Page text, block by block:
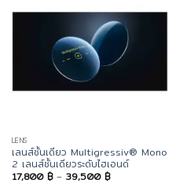
LENS
เลนส์ชั้นเดียว Multigressiv® Mono
2 เลนส์ชั้นเดียวระดับไฮเอนด์
17,800 ฿ – 39,500 ฿Price